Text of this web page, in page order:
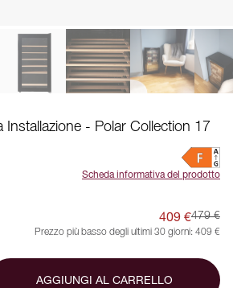
Installazione - Polar Collection 17
Scheda informativa del prodotto
409 €479 €
Prezzo più basso degli ultimi 30 giorni: 409 €
AGGIUNGI AL CARRELLO